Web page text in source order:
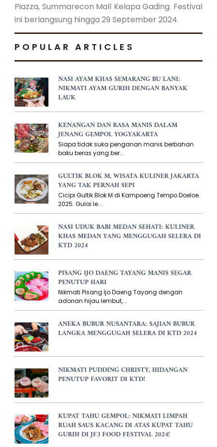
Piazza, Summarecon Mall Kelapa Gading. Festival
ini berlangsung hingga 29 September 2024.
POPULAR ARTICLES
NASI AYAM KHAS SEMARANG BU LANI:
NIKMATI AYAM GURIH DENGAN BANYAK
LAUK
KENANGAN DAN RASA MANIS DALAM
JENANG GEMPOL YOGYAKARTA
Siapa tidak suka penganan manis berbahan
baku beras yang ber...
GULTIK BLOK M, WISATA KULINER JAKARTA
YANG TAK PERNAH SEPI
Cicipi Gultik Blok M di Kampoeng Tempo Doeloe
2025. Gulai le...
NASI UDUK BABI MEDAN SEHATI: KULINER
KHAS MEDAN YANG MENGGUGAH SELERA DI
KTD 2024
PISANG IJO DAENG TAYANG MANIS SEGAR
PENUTUP HARI
Nikmati Pisang Ijo Daeng Tayang dengan
adonan hijau lembut,...
ANEKA BUBUR NUSANTARA: SAJIAN BUBUR
LANGKA MENGGUGAH SELERA DI KTD 2024
NIKMATI PUDDING CHRISTY, HIDANGAN
PENUTUP FAVORIT DI KTD!
KUPAT TAHU GEMPOL: NIKMATI LIMPAH
RUAH SAUS KACANG DI ATAS KUPAT TAHU
GURIH DI JF3 FOOD FESTIVAL 2024!